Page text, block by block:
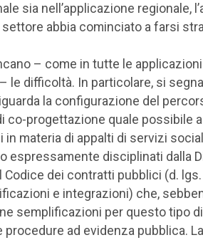
sia nell’applicazione regionale,
abbia cominciato a farsi
– come in tutte le
le difficoltà. In particolare, si
la configurazione del
co-progettazione quale possibile
in materia di appalti di servizi
espressamente disciplinati dalla
Codice dei contratti pubblici (d.
e integrazioni) che,
semplificazioni per questo tipo
procedure ad evidenza pubblica. La